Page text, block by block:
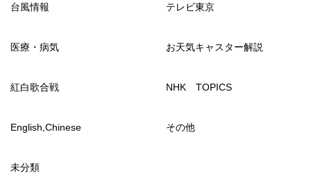
台風情報 テレビ東京
医療・病気 お天気キャスター解説
紅白歌合戦 NHK TOPICS
English,Chinese その他
未分類